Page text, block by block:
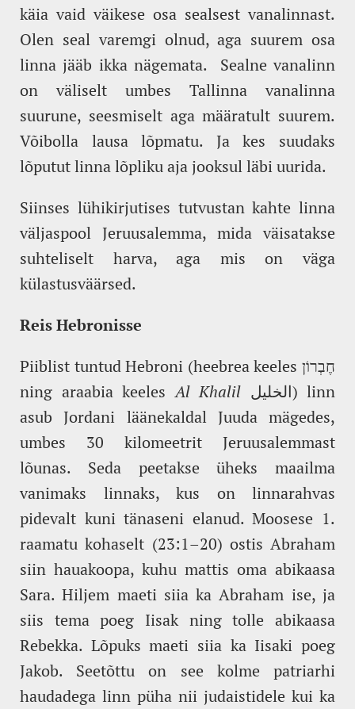
käia vaid väikese osa sealsest vanalinnast.
Olen seal varemgi olnud, aga suurem osa
linna jääb ikka nägemata. Sealne vanalinn
on väliselt umbes Tallinna vanalinna
suurune, seesmiselt aga määratult suurem.
Võibolla lausa lõpmatu. Ja kes suudaks
lõputut linna lõpliku aja jooksul läbi uurida.
Siinses lühikirjutises tutvustan kahte linna
väljaspool Jeruusalemma, mida väisatakse
suhteliselt harva, aga mis on väga
külastusväärsed.
Reis Hebronisse
Piiblist tuntud Hebroni (heebrea keeles חֶבְרוֹן
ning araabia keelesAl Khalil
asub Jordani läänekaldal Juuda mägedes,
umbes 30 kilomeetrit Jeruusalemmast
lõunas. Seda peetakse üheks maailma
vanimaks linnaks, kus on linnarahvas
pidevalt kuni tänaseni elanud. Moosese 1.
raamatu kohaselt (23:1–20) ostis Abraham
siin hauakoopa, kuhu mattis oma abikaasa
Sara. Hiljem maeti siia ka Abraham ise, ja
siis tema poeg Iisak ning tolle abikaasa
Rebekka. Lõpuks maeti siia ka Iisaki poeg
Jakob. Seetõttu on see kolme patriarhi
haudadega linn püha nii judaistidele kui ka